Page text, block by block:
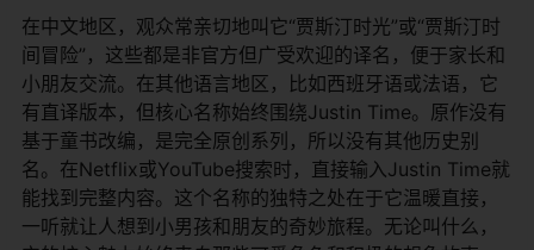
在中文地区，观众常亲切地叫它“贾斯汀时光”或“贾斯汀时
间冒险”，这些都是非官方但广受欢迎的译名，便于家长和
小朋友交流。在其他语言地区，比如西班牙语或法语，它
有直译版本，但核心名称始终围绕Justin Time。原作没有
基于童书改编，是完全原创系列，所以没有其他历史别
名。在Netflix或YouTube搜索时，直接输入Justin Time就
能找到完整内容。这个名称的独特之处在于它温暖直接，
一听就让人想到小男孩和朋友的奇妙旅程。无论叫什么，